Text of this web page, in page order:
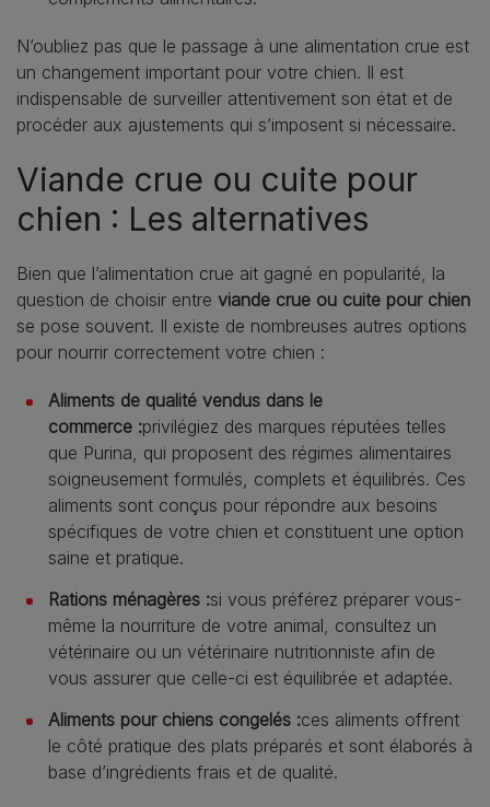
N’oubliez pas que le passage à une alimentation crue est
un changement important pour votre chien. Il est
indispensable de surveiller attentivement son état et de
procéder aux ajustements qui s’imposent si nécessaire.
Viande crue ou cuite pour
chien : Les alternatives
Bien que l’alimentation crue ait gagné en popularité, la
question de choisir entre viande crue ou cuite pour chien
se pose souvent. Il existe de nombreuses autres options
pour nourrir correctement votre chien :
Aliments de qualité vendus dans le
commerce :privilégiez des marques réputées telles
que Purina, qui proposent des régimes alimentaires
soigneusement formulés, complets et équilibrés. Ces
aliments sont conçus pour répondre aux besoins
spécifiques de votre chien et constituent une option
saine et pratique.
Rations ménagères :si vous préférez préparer vous-
même la nourriture de votre animal, consultez un
vétérinaire ou un vétérinaire nutritionniste afin de
vous assurer que celle-ci est équilibrée et adaptée.
Aliments pour chiens congelés :ces aliments offrent
le côté pratique des plats préparés et sont élaborés à
base d’ingrédients frais et de qualité.